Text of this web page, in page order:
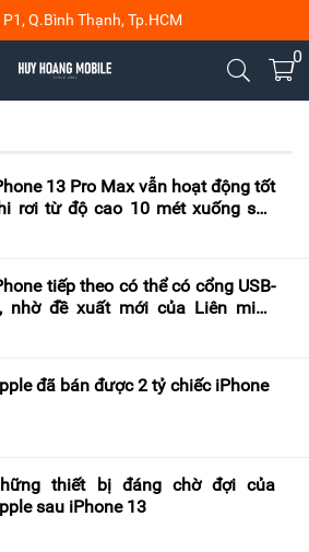
Q.Bình Thạnh, Tp.HCM
0
13 Pro Max vẫn hoạt động tốt
rơi từ độ cao 10 mét xuống sàn
tiếp theo có thể có cổng USB-
nhờ đề xuất mới của Liên minh
đã bán được 2 tỷ chiếc iPhone
thiết bị đáng chờ đợi của
sau iPhone 13